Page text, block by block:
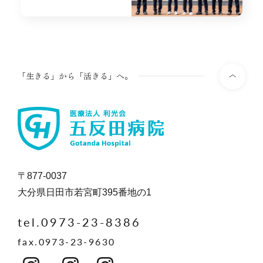
「生きる」から「活きる」へ。
〒877-0037
大分県日田市若宮町395番地の1
tel.0973-23-8386
fax.0973-23-9630